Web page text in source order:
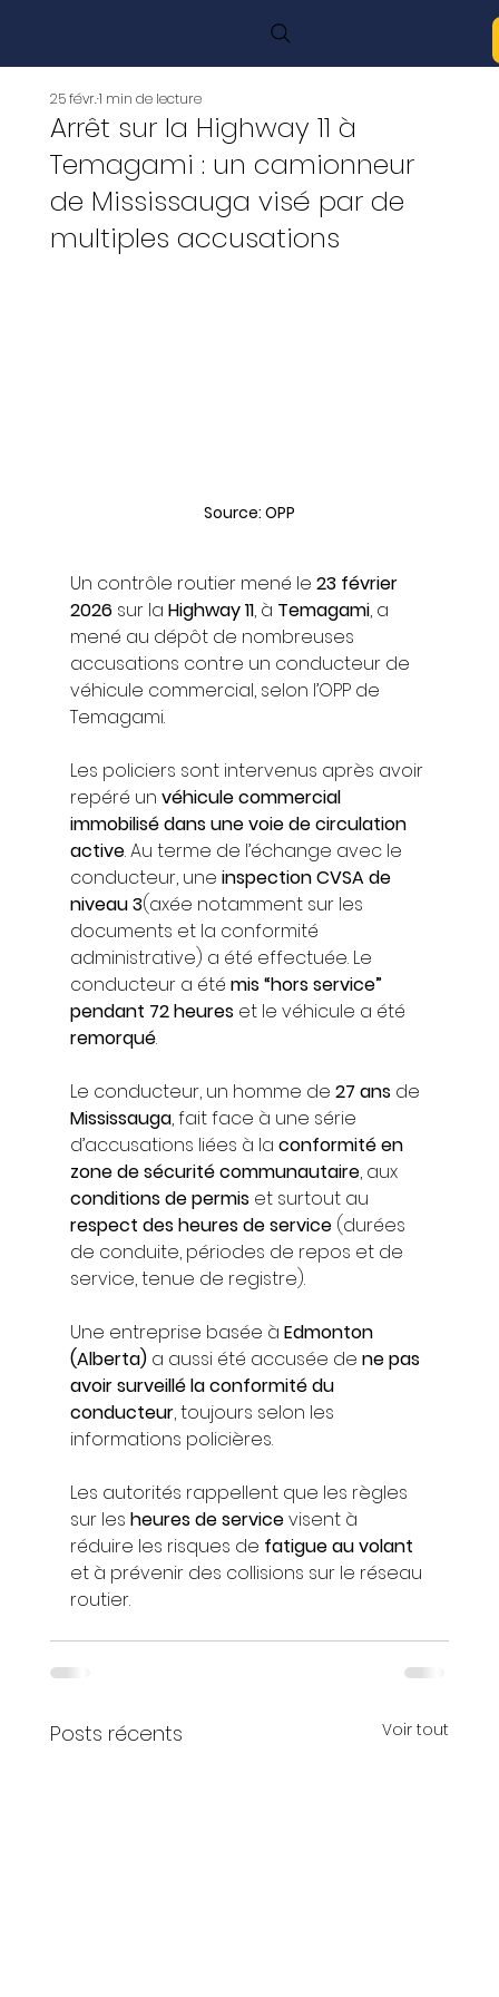
Arrêt sur la Highway 11 à
Temagami : un camionneur
de Mississauga visé par de
multiples accusations
25 févr.1 min de lecture
Source: OPP
Un contrôle routier mené le 23 février
2026 sur la Highway 11, à Temagami, a
mené au dépôt de nombreuses
accusations contre un conducteur de
véhicule commercial, selon l’OPP de
Temagami.
Les policiers sont intervenus après avoir
repéré un véhicule commercial
immobilisé dans une voie de circulation
active. Au terme de l’échange avec le
conducteur, une inspection CVSA de
niveau 3(axée notamment sur les
documents et la conformité
administrative) a été effectuée. Le
conducteur a été mis “hors service”
pendant 72 heures et le véhicule a été
remorqué.
Le conducteur, un homme de 27 ans de
Mississauga, fait face à une série
d’accusations liées à la conformité en
zone de sécurité communautaire, aux
conditions de permis et surtout au
respect des heures de service (durées
de conduite, périodes de repos et de
service, tenue de registre).
Une entreprise basée à Edmonton
(Alberta) a aussi été accusée de ne pas
avoir surveillé la conformité du
conducteur, toujours selon les
informations policières.
Les autorités rappellent que les règles
sur les heures de service visent à
réduire les risques de fatigue au volant
et à prévenir des collisions sur le réseau
routier.
Posts récents Voir tout